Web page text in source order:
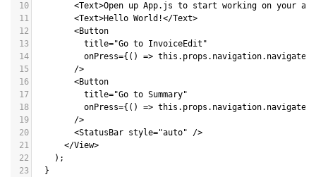
10
<Text>Open up App.js to start working on your
11
        <Text>Hello World!</Text>
12
        <Button
13
          title="Go to InvoiceEdit"
14
onPress={() =>
15
        />
16
        <Button
17
          title="Go to Summary"
18
onPress={() =>
19
        />
20
        <StatusBar style="auto" />
21
      </View>
22
    );
23
  }